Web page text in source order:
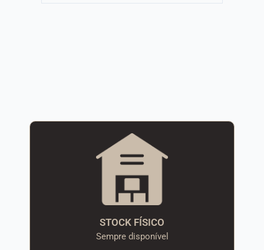
STOCK FÍSICO
Sempre disponível